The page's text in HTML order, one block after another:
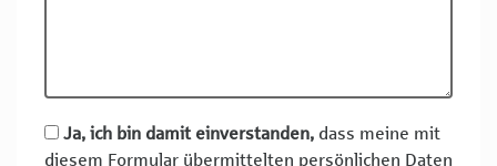
Ja, ich bin damit einverstanden, dass meine mit
diesem Formular übermittelten persönlichen Daten